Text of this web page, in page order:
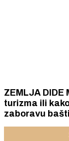
ZEMLJA
turizma ili kako je don Stipe
zaboravu